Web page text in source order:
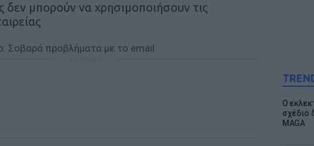
Ο
σχέδιο
MAGA
δεν μπορούν να χρησιμοποιήσουν τις